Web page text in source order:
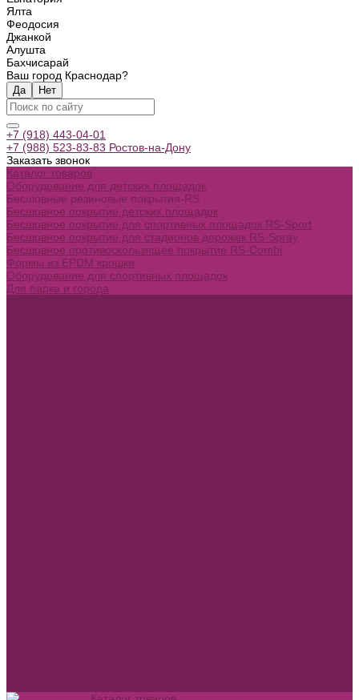
Ялта
Феодосия
Джанкой
Алушта
Бахчисарай
Ваш город Краснодар?
Да Нет
+7 (918) 443-04-01
+7 (988) 523-83-83 Ростов-на-Дону
Заказать звонок
Каталог товаров
Оборудование для детских площадок
Бесшовные резиновые покрытия-RS
Бесшовное покрытие детских площадок
Бесшовное покрытие для спортивных площадок RS-Sport
Бесшовное покрытие для стадионов дорожек RS-Spray
Бесшовное противоскользящее покрытие RS-Combi
Формы из EPDM крошки
Оборудование для спортивных площадок
Для парка и города